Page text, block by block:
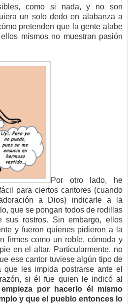
como si nada, y no son
un solo dedo en alabanza a
pretenden que la gente alabe
mismos no muestran pasión
Por otro lado, he
para ciertos cantores (cuando
a Dios) indicarle a la
que se pongan todos de rodillas
sus rostros. Sin embargo, ellos
y fueron quienes pidieron a la
firmes como un roble, cómoda y
en el altar. Particularmente, no
ese cantor tuviese algún tipo de
les impida postrarse ante el
si él fue quien le indicó al
por hacerlo él mismo
y que el pueblo entonces lo